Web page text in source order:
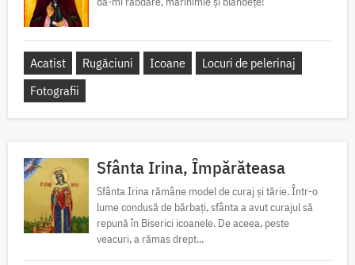
Acatist Rugăciuni Icoane
Locuri de pelerinaj
Fotografii
Sfânta Irina, Împărăteasa
Sfânta Irina rămâne model de curaj și tărie. Într-o
lume condusă de bărbați, sfânta a avut curajul să
repună în Biserici icoanele. De aceea, peste
veacuri, a rămas drept...